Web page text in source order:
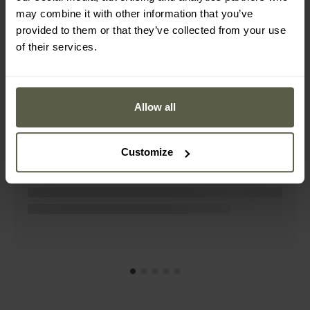
may combine it with other information that you’ve
provided to them or that they’ve collected from your use
of their services.
Allow all
Customize
AKTUELLE BEWERTUNGEN
25 l - Black